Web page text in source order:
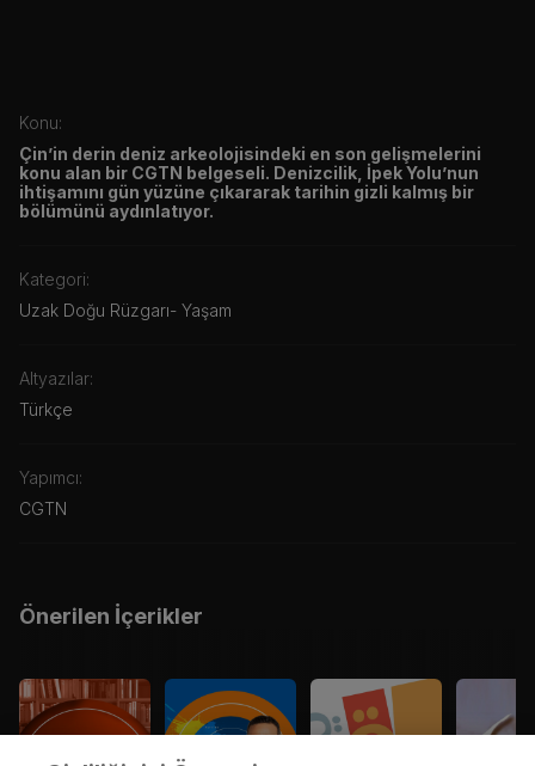
Konu:
Çin’in derin deniz arkeolojisindeki en son gelişmelerini
konu alan bir CGTN belgeseli. Denizcilik, İpek Yolu’nun
ihtişamını gün yüzüne çıkararak tarihin gizli kalmış bir
bölümünü aydınlatıyor.
Kategori:
Uzak Doğu Rüzgarı- Yaşam
Altyazılar:
Türkçe
Yapımcı:
CGTN
Önerilen İçerikler